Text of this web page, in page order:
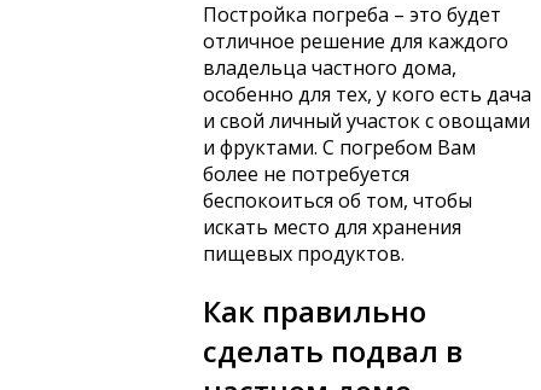
Постройка погреба – это будет
отличное решение для каждого
владельца частного дома,
особенно для тех, у кого есть дача
и свой личный участок с овощами
и фруктами. С погребом Вам
более не потребуется
беспокоиться об том, чтобы
искать место для хранения
пищевых продуктов.
Как правильно
сделать подвал в